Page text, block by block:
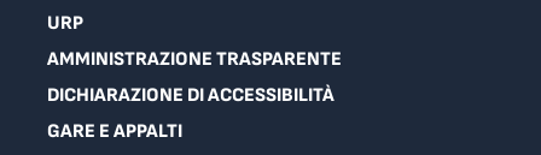
URP
AMMINISTRAZIONE TRASPARENTE
DICHIARAZIONE DI ACCESSIBILITÀ
GARE E APPALTI